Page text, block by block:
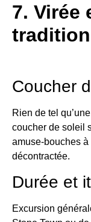
7. Virée
Coucher
Rien de tel
coucher de soleil
amuse-bouches
décontractée.
Durée et
Excursion